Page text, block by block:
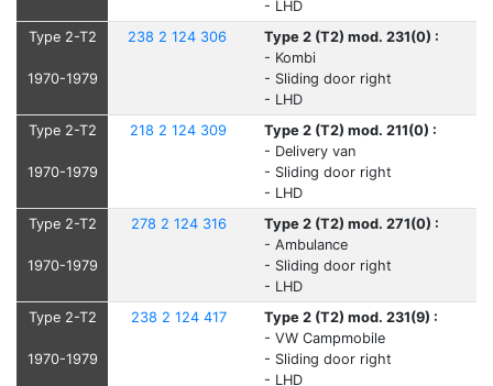
- LHD
Type 2-T2
1970-1979
238 2 124 306
Type 2 (T2) mod. 231(0) :
- Kombi
- Sliding door right
- LHD
Type 2-T2
1970-1979
218 2 124 309
Type 2 (T2) mod. 211(0) :
- Delivery van
- Sliding door right
- LHD
Type 2-T2
1970-1979
278 2 124 316
Type 2 (T2) mod. 271(0) :
- Ambulance
- Sliding door right
- LHD
Type 2-T2
1970-1979
238 2 124 417
Type 2 (T2) mod. 231(9) :
- VW Campmobile
- Sliding door right
- LHD